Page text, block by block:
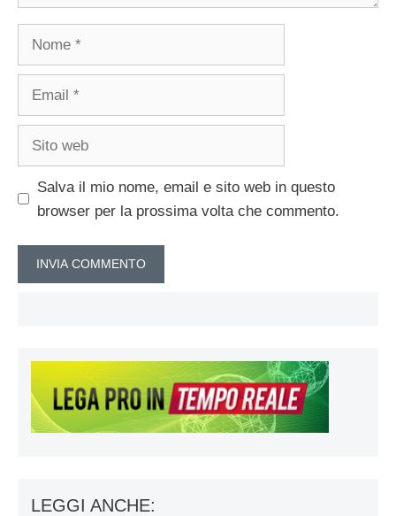
Nome
Email
Sito
Salva il mio nome, email e sito web in questo
browser per la prossima volta che commento.
LEGGI ANCHE: